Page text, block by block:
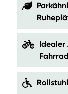
Idealer